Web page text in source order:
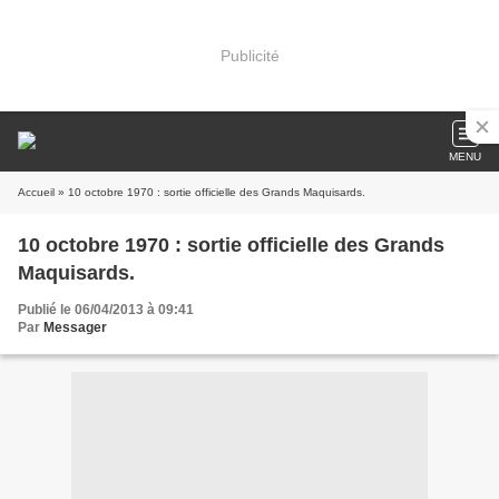
Publicité
MENU
Accueil » 10 octobre 1970 : sortie officielle des Grands Maquisards.
10 octobre 1970 : sortie officielle des Grands
Maquisards.
Publié le 06/04/2013 à 09:41
Par Messager